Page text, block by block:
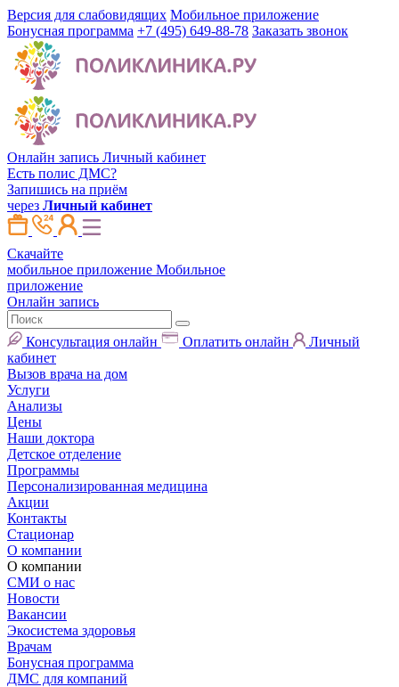
Версия для слабовидящих Мобильное приложение
Бонусная программа +7 (495) 649-88-78 Заказать звонок
Онлайн запись Личный кабинет
Есть полис ДМС?
Запишись на приём
через Личный кабинет
Скачайте
мобильное приложение Мобильное
приложение
Онлайн запись
Консультация онлайн Оплатить онлайн
Личный
кабинет
Вызов врача на дом
Услуги
Анализы
Цены
Наши доктора
Детское отделение
Программы
Персонализированная медицина
Акции
Контакты
Стационар
О компании
О компании
СМИ о нас
Новости
Вакансии
Экосистема здоровья
Врачам
Бонусная программа
ДМС для компаний